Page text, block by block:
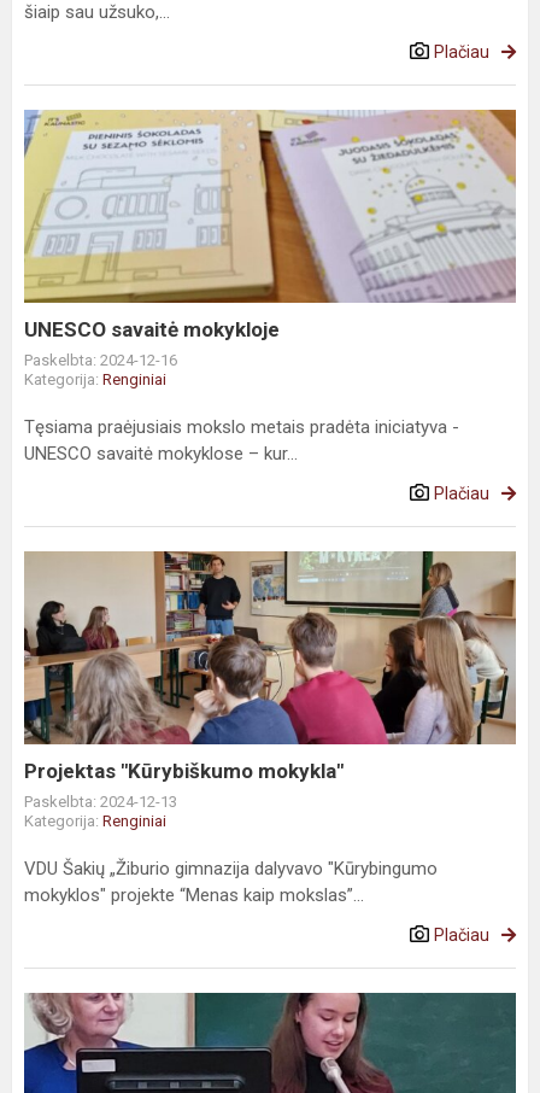
šiaip sau užsuko,...
Plačiau
UNESCO savaitė mokykloje
Paskelbta: 2024-12-16
Kategorija: Renginiai
Tęsiama praėjusiais mokslo metais pradėta iniciatyva -
UNESCO savaitė mokyklose – kur...
Plačiau
Projektas "Kūrybiškumo mokykla"
Paskelbta: 2024-12-13
Kategorija: Renginiai
VDU Šakių „Žiburio gimnazija dalyvavo "Kūrybingumo
mokyklos" projekte “Menas kaip mokslas”...
Plačiau